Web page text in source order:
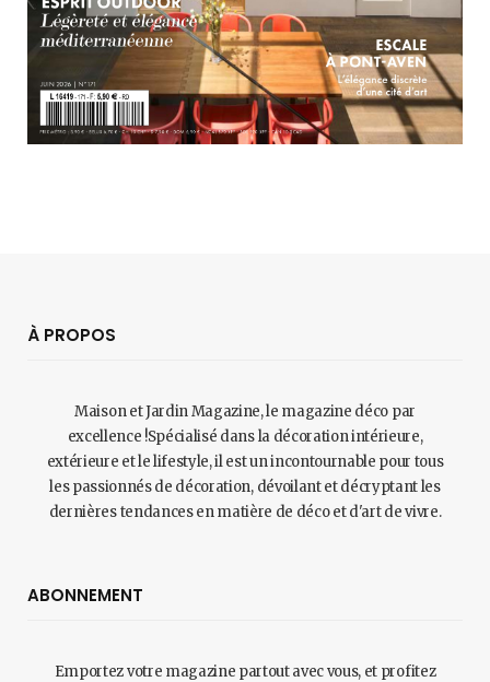
À PROPOS
Maison et Jardin Magazine, le magazine déco par
excellence !Spécialisé dans la décoration intérieure,
extérieure et le lifestyle, il est un incontournable pour tous
les passionnés de décoration, dévoilant et décryptant les
dernières tendances en matière de déco et d'art de vivre.
ABONNEMENT
Emportez votre magazine partout avec vous, et profitez